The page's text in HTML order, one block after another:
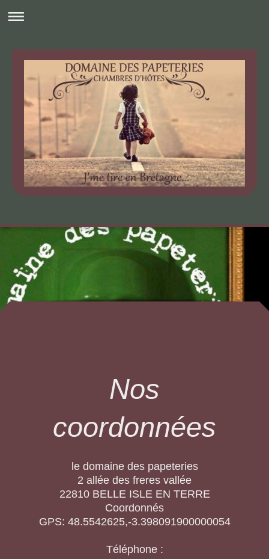
Nos
coordonnées
le domaine des papeteries
2 allée des freres vallée
22810BELLE ISLE EN TERRE
Coordonnés
GPS: 48.5542625,-3.398091900000054
Téléphone :